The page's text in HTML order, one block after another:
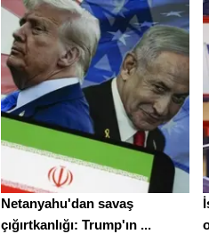
Netanyahu'dan savaş
çığırtkanlığı: Trump'ın ...